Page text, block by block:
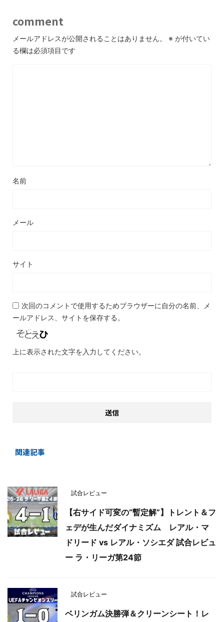
comment
メールアドレスが公開されることはありません。 ※ が付いてい
る欄は必須項目です
名前
メール
サイト
次回のコメントで使用するためブラウザーに自分の名前、メ
ールアドレス、サイトを保存する。
上に表示された文字を入力してください。
関連記事
試合レビュー
【右サイド可変の“暫定解”】トレント＆フ
ェデが生んだダイナミズム レアル・マ
ドリード vs レアル・ソシエダ 試合レビュ
ー ラ・リーガ第24節
試合レビュー
ベリンガム決勝弾＆クリーンシート！レ